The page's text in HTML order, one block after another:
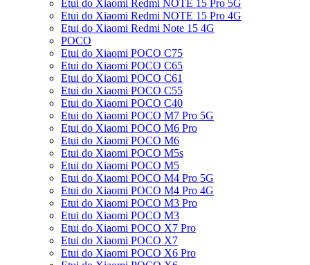
Etui do Xiaomi Redmi NOTE 15 Pro 5G
Etui do Xiaomi Redmi NOTE 15 Pro 4G
Etui do Xiaomi Redmi Note 15 4G
POCO
Etui do Xiaomi POCO C75
Etui do Xiaomi POCO C65
Etui do Xiaomi POCO C61
Etui do Xiaomi POCO C55
Etui do Xiaomi POCO C40
Etui do Xiaomi POCO M7 Pro 5G
Etui do Xiaomi POCO M6 Pro
Etui do Xiaomi POCO M6
Etui do Xiaomi POCO M5s
Etui do Xiaomi POCO M5
Etui do Xiaomi POCO M4 Pro 5G
Etui do Xiaomi POCO M4 Pro 4G
Etui do Xiaomi POCO M3 Pro
Etui do Xiaomi POCO M3
Etui do Xiaomi POCO X7 Pro
Etui do Xiaomi POCO X7
Etui do Xiaomi POCO X6 Pro